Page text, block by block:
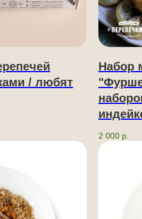
/ любят
Набор
2 000 р.